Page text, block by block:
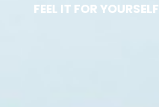
FEEL IT FOR YOURSELF